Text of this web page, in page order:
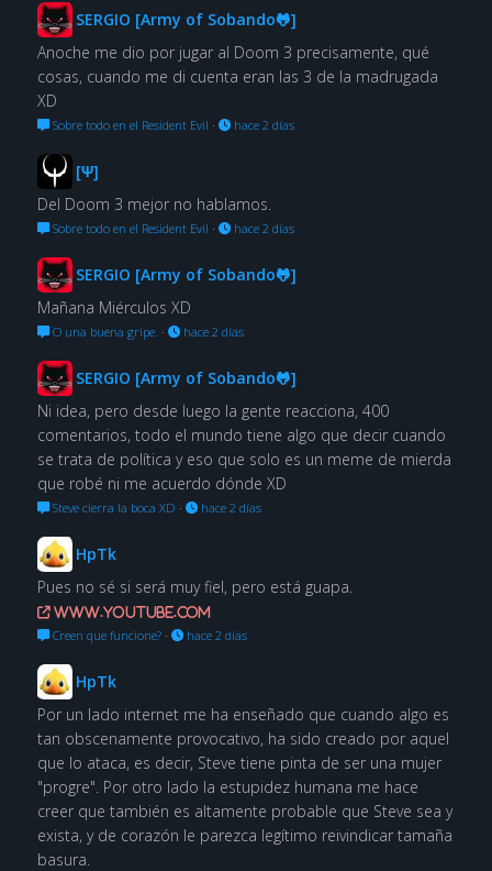
SERGIO [Army of Sobando🐸]
Anoche me dio por jugar al Doom 3 precisamente, qué
cosas, cuando me di cuenta eran las 3 de la madrugada
XD
Sobre todo en el Resident Evil · hace 2 días
[Ψ]
Del Doom 3 mejor no hablamos.
Sobre todo en el Resident Evil · hace 2 días
SERGIO [Army of Sobando🐸]
Mañana Miérculos XD
O una buena gripe. · hace 2 días
SERGIO [Army of Sobando🐸]
Ni idea, pero desde luego la gente reacciona, 400
comentarios, todo el mundo tiene algo que decir cuando
se trata de política y eso que solo es un meme de mierda
que robé ni me acuerdo dónde XD
Steve cierra la boca XD · hace 2 días
HpTk
Pues no sé si será muy fiel, pero está guapa.
www.youtube.com
Creen que funcione?· hace 2 días
HpTk
Por un lado internet me ha enseñado que cuando algo es
tan obscenamente provocativo, ha sido creado por aquel
que lo ataca, es decir, Steve tiene pinta de ser una mujer
"progre". Por otro lado la estupidez humana me hace
creer que también es altamente probable que Steve sea y
exista, y de corazón le parezca legítimo reivindicar tamaña
basura.